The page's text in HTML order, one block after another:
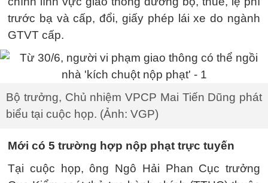
trước bạ và cấp, đổi, giấy phép lái xe do ngành
GTVT cấp.
Bộ trưởng, Chủ nhiệm VPCP Mai Tiến Dũng phát
biểu tại cuộc họp. (Ảnh: VGP)
Mới có 5 trường hợp nộp phạt trực tuyến
Tại cuộc họp, ông Ngô Hải Phan Cục trưởng